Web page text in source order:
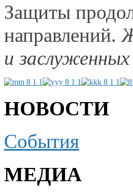
Защиты
направлений.
и заслуженных
НОВОСТИ
События
МЕДИА